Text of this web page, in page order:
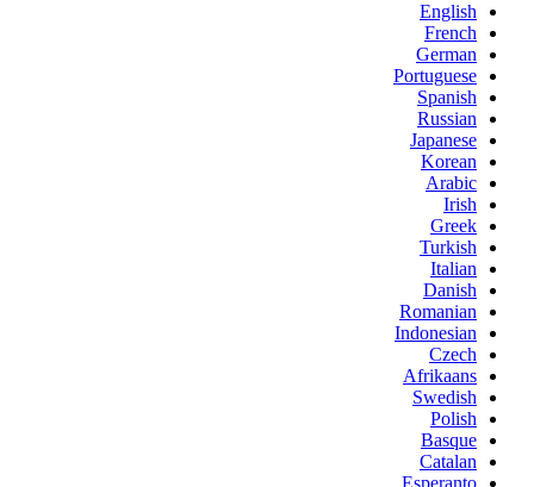
English
French
German
Portuguese
Spanish
Russian
Japanese
Korean
Arabic
Irish
Greek
Turkish
Italian
Danish
Romanian
Indonesian
Czech
Afrikaans
Swedish
Polish
Basque
Catalan
Esperanto